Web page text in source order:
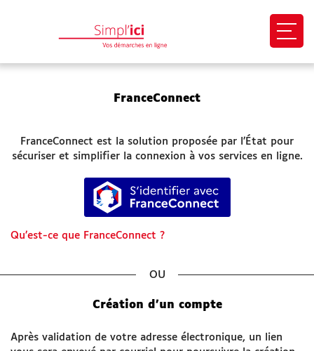
Mes demandes
Paiement en ligne
Besoin d'aide
SITES UTILES
www.grandchambery.fr
FranceConnect
FranceConnect est la solution proposée par l’État pour
sécuriser et simplifier la connexion à vos services en ligne.
S’identifier avec FranceConnect
Qu’est-ce que FranceConnect ?
Création d’un compte
Après validation de votre adresse électronique, un lien